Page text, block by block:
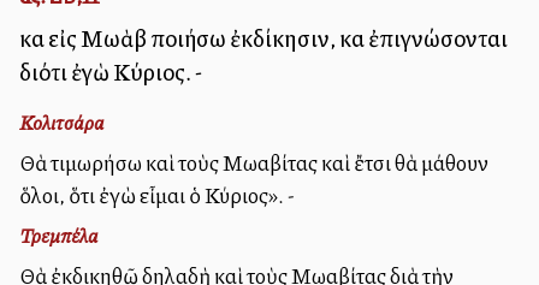
καὶ εἰς Μωὰβ ποιήσω ἐκδίκησιν, καὶ ἐπιγνώσονται
διότι ἐγὼ Κύριος. -
Κολιτσάρα
Θὰ τιμωρήσω καὶ τοὺς Μωαβίτας καὶ ἔτσι θὰ μάθουν
ὅλοι, ὅτι ἐγὼ εἶμαι ὁ Κύριος». -
Τρεμπέλα
Θὰ ἐκδικηθῶ δηλαδὴ καὶ τοὺς Μωαβίτας διὰ τὴν